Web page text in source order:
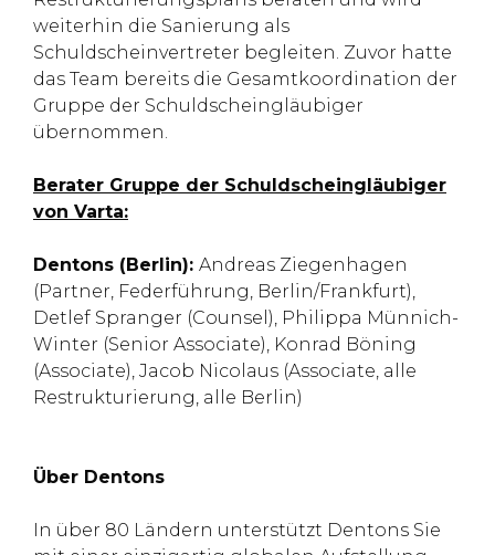
weiterhin die Sanierung als
Schuldscheinvertreter begleiten. Zuvor hatte
das Team bereits die Gesamtkoordination der
Gruppe der Schuldscheingläubiger
übernommen.
Berater Gruppe der Schuldscheingläubiger
von Varta:
Dentons (Berlin): Andreas Ziegenhagen
(Partner, Federführung, Berlin/Frankfurt),
Detlef Spranger (Counsel), Philippa Münnich-
Winter (Senior Associate), Konrad Böning
(Associate), Jacob Nicolaus (Associate, alle
Restrukturierung, alle Berlin)
Über Dentons
In über 80 Ländern unterstützt Dentons Sie